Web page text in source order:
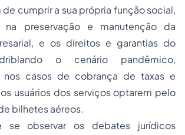
de cumprir a sua própria função social,
na preservação e manutenção da
e os direitos e garantias do
o cenário pandêmico,
nos casos de cobrança de taxas e
usuários dos serviços optarem pelo
bilhetes aéreos.
se observar os debates jurídicos